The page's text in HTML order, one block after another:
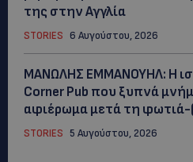
της στην Αγγλία
STORIES 6 Αυγούστου, 2026
ΜΑΝΩΛΗΣ ΕΜΜΑΝΟΥΗΛ: Η
Corner Pub που ξυπνά
αφιέρωμα μετά τη
STORIES 5 Αυγούστου, 2026